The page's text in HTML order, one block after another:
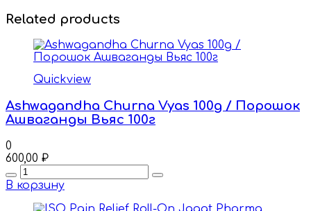
Related products
Quickview
Ashwagandha Churna Vyas 100g / Порошок
Ашваганды Вьяс 100г
0
600,00 ₽
Quantity
В корзину